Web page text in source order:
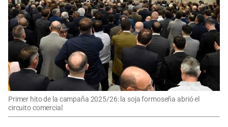
Primer hito de la campaña 2025/26: la soja formoseña abrió el
circuito comercial